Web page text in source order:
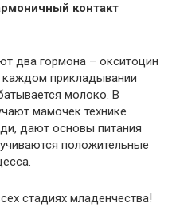
контакт
два гормона – окситоцин
каждом прикладывании
молоко. В
мамочек технике
дают основы питания
положительные
стадиях младенчества!